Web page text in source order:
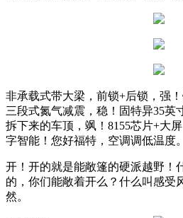
非承载式带大梁，前锁+后锁，强
三段式氮气减震，稳！固特异35英
拆下来的车顶，飒！8155芯片+大
字智能！您好福特，空调调低温度。
开！开的就是能敞篷的硬派越野！
的，你们能敞着开么？什么叫感受
然。